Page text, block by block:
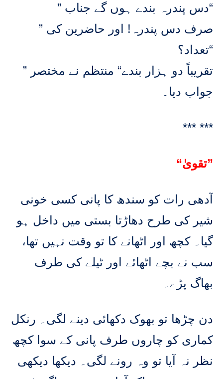
” دس پندرہ بندے ہوں گے جناب“
” صرف دس پندرہ! اور حاضرین کی
تعداد؟“
” تقریباً دو ہزار بندے“ منتظم نے مختصر
جواب دیا۔
*** ***
“تقویٰ”
آدھی رات کو سندھ کا پانی کسی خونی
شیر کی طرح دھاڑتا بستی میں داخل ہو
گیا۔ کچھ اور اٹھانے کا تو وقت نہیں تھا،
سب نے بچے اٹھائے اور ٹیلے کی طرف
بھاگ پڑے۔
دن چڑھا تو بھوک دکھائی دینے لگی۔ رنکل
کماری کو چاروں طرف پانی کے سوا کچھ
نظر نہ آیا تو وہ رونے لگی۔ دیکھا دیکھی